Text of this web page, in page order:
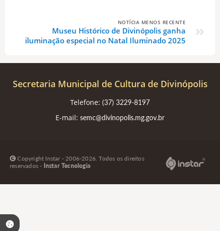
NOTÍCIA MENOS RECENTE
Museu Histórico de Divinópolis ganha
iluminação especial no Natal Iluminado 2025
Secretaria Municipal de Cultura de Divinópolis
Telefone: (37) 3229-8197
E-mail: semc@divinopolis.mg.gov.br
Copyright Instar - 2006-2026. Todos os direitos
reservados - Instar Tecnologia